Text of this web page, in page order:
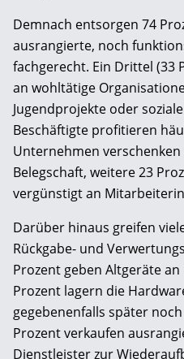
Demnach entsorgen 74
ausrangierte, noch
fachgerecht. Ein Drittel (33
an wohltätige
Jugendprojekte oder
Beschäftigte profitieren
Unternehmen
Belegschaft, weitere 23
vergünstigt an
Darüber hinaus greifen
Rückgabe- und
Prozent geben Altgeräte
Prozent lagern die
gegebenenfalls später
Prozent verkaufen
Dienstleister zur